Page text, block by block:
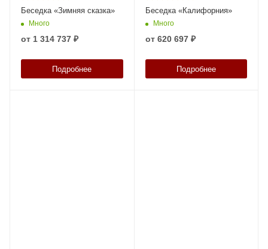
Беседка «Зимняя сказка»
Много
от 1 314 737 ₽
Подробнее
Беседка «Калифорния»
Много
от 620 697 ₽
Подробнее